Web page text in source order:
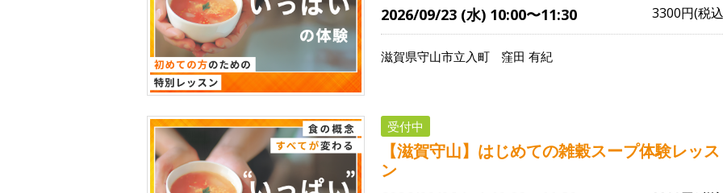
2026/09/23 (水) 10:00〜11:30 3300円(税
滋賀県守山市立入町 窪田 有紀
受付中
【滋賀守山】はじめての雑穀スープ体験レッス
ン